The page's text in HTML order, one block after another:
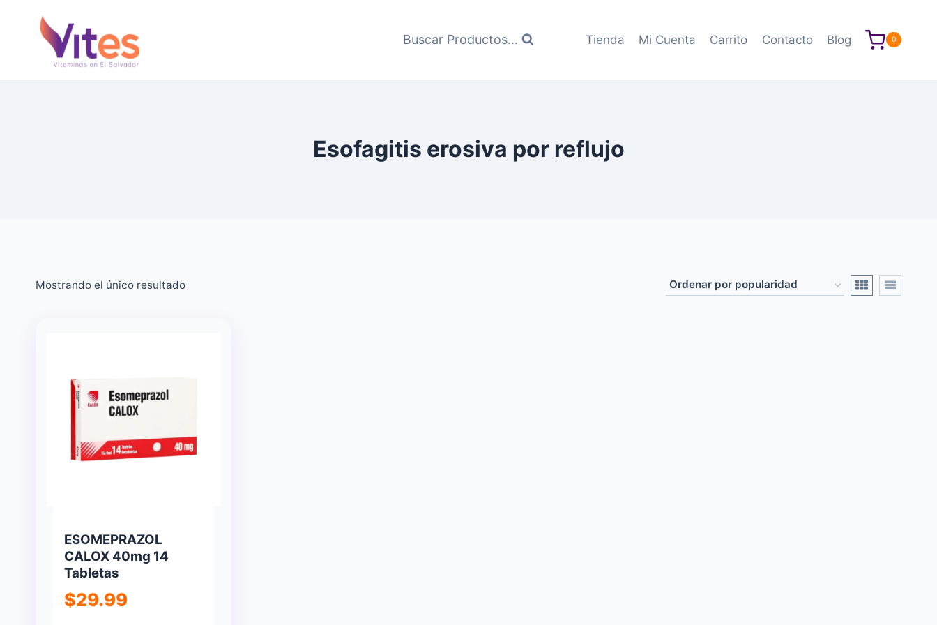
Contenido
Buscar Productos... Tienda Mi Cuenta Carrito Contacto Blog 0
Esofagitis erosiva por reflujo
Mostrando el único resultado
ESOMEPRAZOL
CALOX 40mg 14
Tabletas
$29.99